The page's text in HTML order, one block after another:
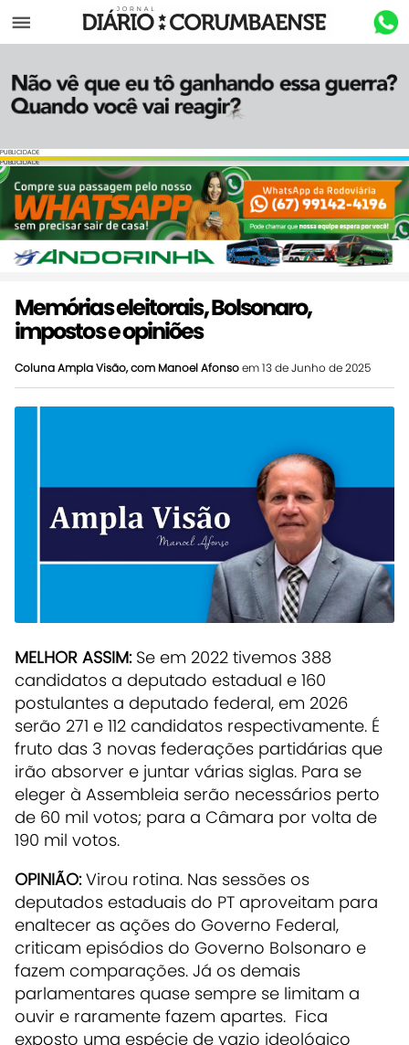
Menu
PUBLICIDADE
PUBLICIDADE
Memórias eleitorais, Bolsonaro,
impostos e opiniões
Coluna Ampla Visão, com Manoel Afonsoem 13 de Junho de 2025
MELHOR ASSIM: Se em 2022 tivemos 388
candidatos a deputado estadual e 160
postulantes a deputado federal, em 2026
serão 271 e 112 candidatos respectivamente. É
fruto das 3 novas federações partidárias que
irão absorver e juntar várias siglas. Para se
eleger à Assembleia serão necessários perto
de 60 mil votos; para a Câmara por volta de
190 mil votos.
OPINIÃO:Virou rotina. Nas sessões os
deputados estaduais do PT aproveitam para
enaltecer as ações do Governo Federal,
criticam episódios do Governo Bolsonaro e
fazem comparações. Já os demais
parlamentares quase sempre se limitam a
ouvir e raramente fazem apartes. Fica
exposto uma espécie de vazio ideológico